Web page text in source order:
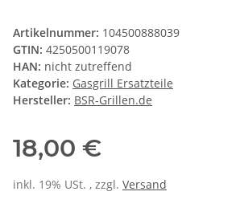
Artikelnummer: 104500888039
GTIN: 4250500119078
HAN: nicht zutreffend
Kategorie: Gasgrill Ersatzteile
Hersteller: BSR-Grillen.de
18,00 €
inkl. 19% USt. , zzgl. Versand